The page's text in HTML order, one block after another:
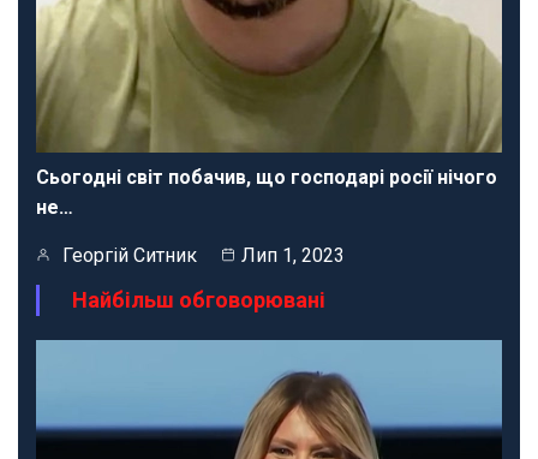
Сьогодні світ побачив, що господарі росії нічого
не…
Георгій Ситник Лип 1, 2023
Найбільш обговорювані